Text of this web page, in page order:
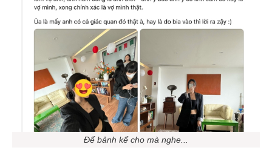
Để bảnh kể cho mà nghe...